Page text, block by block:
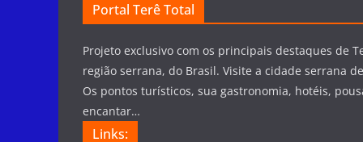
Portal Terê Total
Projeto exclusivo com os principais destaques de
região serrana, do Brasil. Visite a cidade serrana
Os pontos turísticos, sua gastronomia, hotéis,
encantar…
Links: